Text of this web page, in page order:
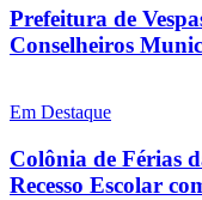
Prefeitura de
Conselheiros
Em Destaque
Colônia de Férias
Recesso Escolar